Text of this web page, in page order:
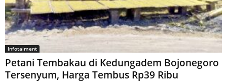
Infotaiment
Petani Tembakau di Kedungadem Bojonegoro
Tersenyum, Harga Tembus Rp39 Ribu